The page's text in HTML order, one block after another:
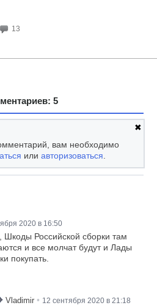
13
5
✖
вам необходимо
илиавторизоваться.
2020 в 16:50
Шкоды Российской сборки там
и все молчат будут и Лады
покупать.
Vladimir • 12 сентября 2020 в 21:18